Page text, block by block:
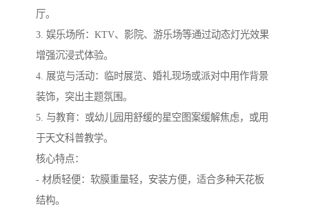
厅。
3. 娱乐场所：KTV、影院、游乐场等通过动态灯光效果
增强沉浸式体验。
4. 展览与活动：临时展览、婚礼现场或派对中用作背景
装饰，突出主题氛围。
5. 与教育：或幼儿园用舒缓的星空图案缓解焦虑，或用
于天文科普教学。
核心特点：
- 材质轻便：软膜重量轻，安装方便，适合多种天花板
结构。